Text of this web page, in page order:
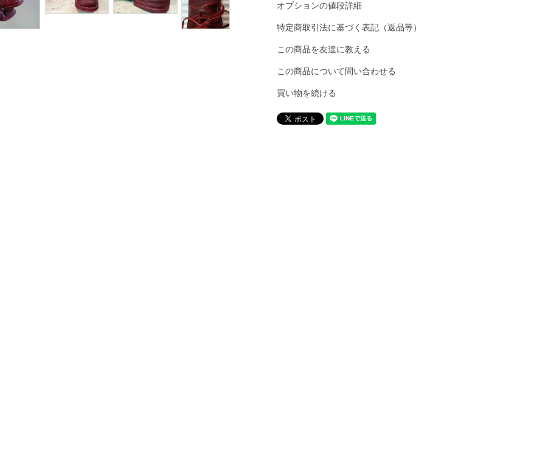
オプションの値段詳細
特定商取引法に基づく表記（返品等）
この商品を友達に教える
この商品について問い合わせる
買い物を続ける